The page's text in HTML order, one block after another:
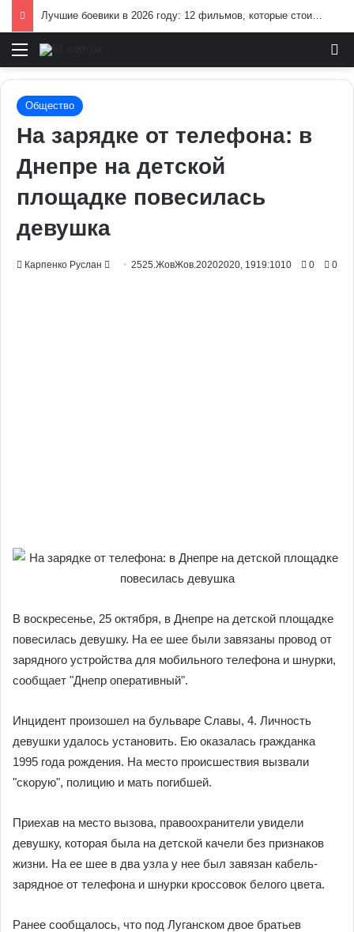
Лучшие боевики в 2026 году: 12 фильмов, которые стоит посмотреть
Меню
Общество
На зарядке от телефона: в
Днепре на детской
площадке повесилась
девушка
Карпенко Руслан
Send2525.ЖовЖов.20202020, 1919:1010 0 0
В воскресенье, 25 октября, в Днепре на детской площадке
повесилась девушку. На ее шее были завязаны провод от
зарядного устройства для мобильного телефона и шнурки,
сообщает "Днепр оперативный".
Инцидент произошел на бульваре Славы, 4. Личность
девушки удалось установить. Ею оказалась гражданка
1995 года рождения. На место происшествия вызвали
"скорую", полицию и мать погибшей.
Приехав на место вызова, правоохранители увидели
девушку, которая была на детской качели без признаков
жизни. На ее шее в два узла у нее был завязан кабель-
зарядное от телефона и шнурки кроссовок белого цвета.
Ранее сообщалось, что под Луганском двое братьев